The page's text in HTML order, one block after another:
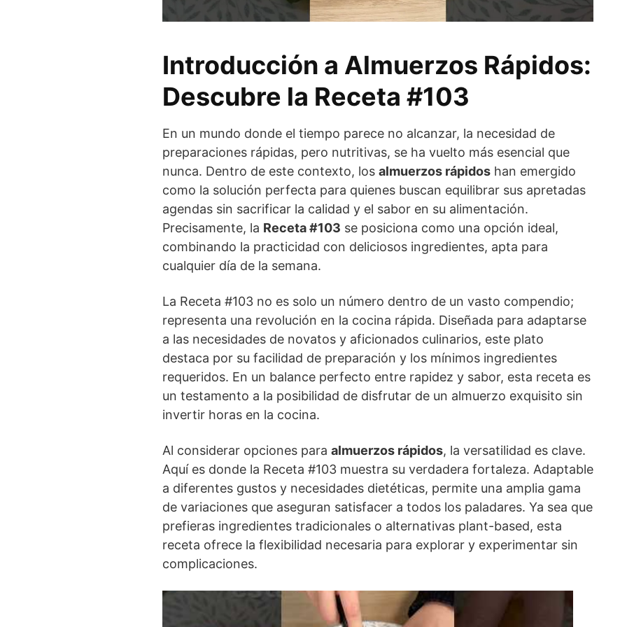
Introducción a Almuerzos Rápidos:
Descubre la Receta #103
En un mundo donde el tiempo parece no alcanzar, la necesidad de
preparaciones rápidas, pero nutritivas, se ha vuelto más esencial que
nunca. Dentro de este contexto, los almuerzos rápidos han emergido
como la solución perfecta para quienes buscan equilibrar sus apretadas
agendas sin sacrificar la calidad y el sabor en su alimentación.
Precisamente, la Receta #103 se posiciona como una opción ideal,
combinando la practicidad con deliciosos ingredientes, apta para
cualquier día de la semana.
La Receta #103 no es solo un número dentro de un vasto compendio;
representa una revolución en la cocina rápida. Diseñada para adaptarse
a las necesidades de novatos y aficionados culinarios, este plato
destaca por su facilidad de preparación y los mínimos ingredientes
requeridos. En un balance perfecto entre rapidez y sabor, esta receta es
un testamento a la posibilidad de disfrutar de un almuerzo exquisito sin
invertir horas en la cocina.
Al considerar opciones para almuerzos rápidos, la versatilidad es clave.
Aquí es donde la Receta #103 muestra su verdadera fortaleza. Adaptable
a diferentes gustos y necesidades dietéticas, permite una amplia gama
de variaciones que aseguran satisfacer a todos los paladares. Ya sea que
prefieras ingredientes tradicionales o alternativas plant-based, esta
receta ofrece la flexibilidad necesaria para explorar y experimentar sin
complicaciones.